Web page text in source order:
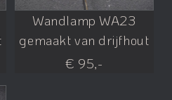
Wandlamp WA23
gemaakt van drijfhout
€ 95,-